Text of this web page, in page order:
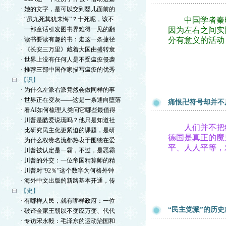
· 她的文字，是可以交到婴儿面前的
· “虽九死其犹未悔”？十死呢，该不
· 一部童话引发图书界难得一见的翻
· 读书要读有趣的书：走这一条捷径
· 《长安三万里》藏着大国由盛转衰
· 世界上没有任何人是不受瘟疫侵袭
· 推荐三部中国作家描写瘟疫的优秀
【识】
· 为什么左派右派竟然会做同样的事
· 世界正在变灰——这是一条通向堕落
· 看AI如何梳理人类问它哪些最值得
· 川普是酷爱说谎吗？他只是知道社
· 比研究民主化更紧迫的课题，是研
· 为什么权贵名流都热衷于围绕在爱
· 川普被认定是一霸，不过，是恶霸
· 川普的外交：一位帝国精算师的精
· 川普对“92％”这个数字为何格外钟
· 海外中文出版的新路基本开通，传
【史】
· 有哪样人民，就有哪样政府：一位
· 破译金家王朝以不变应万变、代代
· 专访宋永毅：毛泽东的运动治国和
中国学者秦晖
因为左右之间
分有意义的活
痛恨卍符号却并
人们并不把红
德国是真正的
平、人人平等
“民主党派”的历